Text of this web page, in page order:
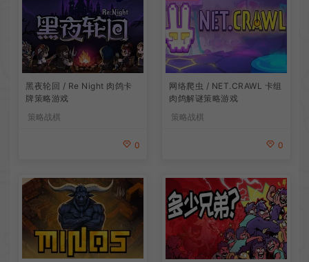
黑夜轮回 / Re Night 肉鸽卡
牌策略游戏
策略战棋
0
网络爬虫 / NET.CRAWL 卡组
肉鸽解谜策略游戏
策略战棋
0